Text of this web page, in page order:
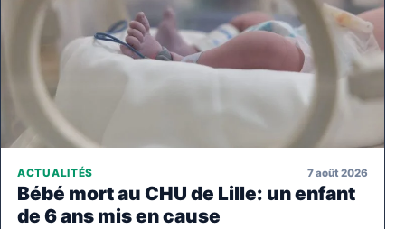
ACTUALITÉS 7 août 2026
Bébé mort au CHU de Lille: un enfant
de 6 ans mis en cause